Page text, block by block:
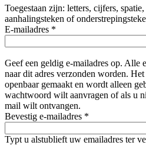
Toegestaan zijn: letters, cijfers,
aanhalingsteken of
E-mailadres *
Geef een geldig e-mailadres op. Alle
naar dit adres verzonden worden.
openbaar gemaakt en wordt alleen
wachtwoord wilt aanvragen of als u
mail wilt ontvangen.
Bevestig e-mailadres *
Typt u alstublieft uw emailadres ter